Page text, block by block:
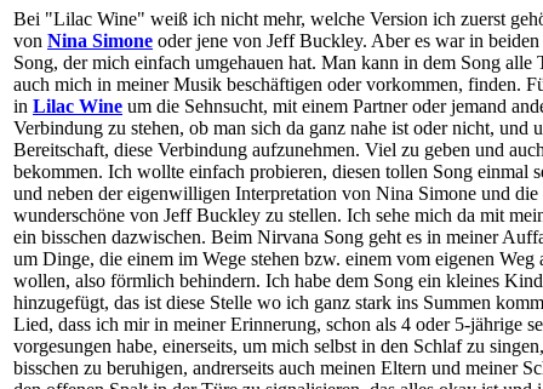
Bei "Lilac Wine" weiß ich nicht mehr, welche Version ich zuerst
von Nina Simone oder jene von Jeff Buckley. Aber es war in
Song, der mich einfach umgehauen hat. Man kann in dem Song alle
auch mich in meiner Musik beschäftigen oder vorkommen, finden.
in Lilac Wine um die Sehnsucht, mit einem Partner oder jemand
Verbindung zu stehen, ob man sich da ganz nahe ist oder nicht, und
Bereitschaft, diese Verbindung aufzunehmen. Viel zu geben und
bekommen. Ich wollte einfach probieren, diesen tollen Song einmal
und neben der eigenwilligen Interpretation von Nina Simone und die
wunderschöne von Jeff Buckley zu stellen. Ich sehe mich da mit
ein bisschen dazwischen. Beim Nirvana Song geht es in meiner
um Dinge, die einem im Wege stehen bzw. einem vom eigenen Weg
wollen, also förmlich behindern. Ich habe dem Song ein kleines
hinzugefügt, das ist diese Stelle wo ich ganz stark ins Summen
Lied, dass ich mir in meiner Erinnerung, schon als 4 oder 5-jährige
vorgesungen habe, einerseits, um mich selbst in den Schlaf zu
bisschen zu beruhigen, andrerseits auch meinen Eltern und meiner